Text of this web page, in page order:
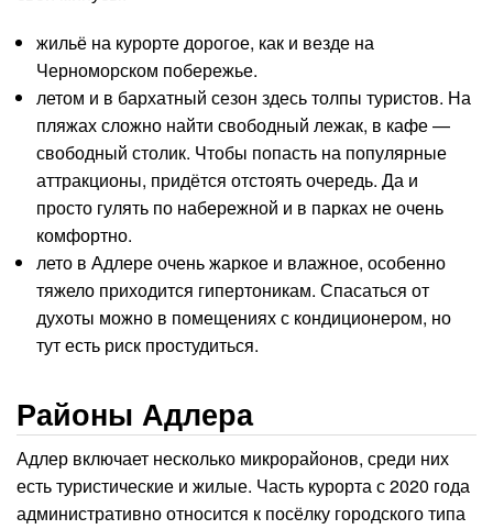
жильё на курорте дорогое, как и везде на
Черноморском побережье.
летом и в бархатный сезон здесь толпы туристов. На
пляжах сложно найти свободный лежак, в кафе —
свободный столик. Чтобы попасть на популярные
аттракционы, придётся отстоять очередь. Да и
просто гулять по набережной и в парках не очень
комфортно.
лето в Адлере очень жаркое и влажное, особенно
тяжело приходится гипертоникам. Спасаться от
духоты можно в помещениях с кондиционером, но
тут есть риск простудиться.
Районы Адлера
Адлер включает несколько микрорайонов, среди них
есть туристические и жилые. Часть курорта с 2020 года
административно относится к посёлку городского типа